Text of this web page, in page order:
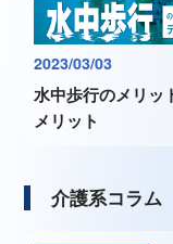
2023/03/03
水中歩行のメリッ
メリット
介護系コラム